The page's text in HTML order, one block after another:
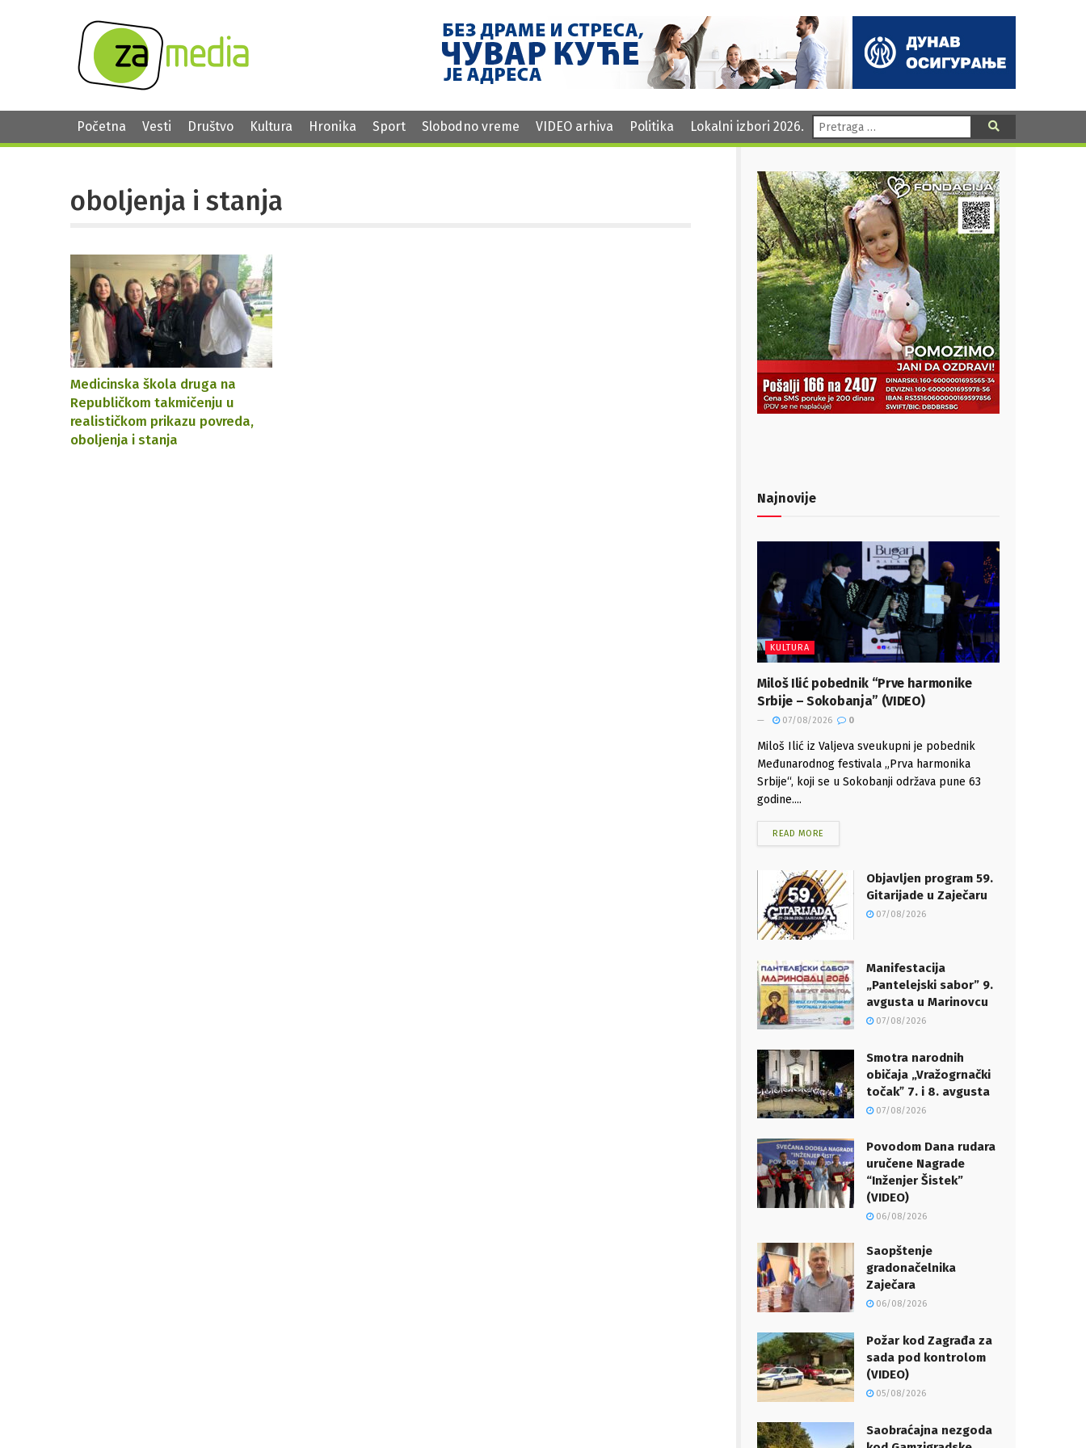
Početna Vesti Društvo Kultura Hronika Sport Slobodno vreme VIDEO arhiva Politika Lokalni izbori 2026. Pretraga:
oboljenja i stanja
Medicinska škola druga na
Republičkom takmičenju u
realističkom prikazu povreda,
oboljenja i stanja
Najnovije
KULTURA
Miloš Ilić pobednik “Prve harmonike
Srbije – Sokobanja” (VIDEO)
07/08/2026 0
Miloš Ilić iz Valjeva sveukupni je pobednik
Međunarodnog festivala „Prva harmonika
Srbije“, koji se u Sokobanji održava pune 63
godine....
READ MORE
Objavljen program 59.
Gitarijade u Zaječaru
07/08/2026
Manifestacija
„Pantelejski sabor” 9.
avgusta u Marinovcu
07/08/2026
Smotra narodnih
običaja „Vražogrnački
točakˮ 7. i 8. avgusta
07/08/2026
Povodom Dana rudara
uručene Nagrade
“Inženjer Šistek”
(VIDEO)
06/08/2026
Saopštenje
gradonačelnika
Zaječara
06/08/2026
Požar kod Zagrađa za
sada pod kontrolom
(VIDEO)
05/08/2026
Saobraćajna nezgoda